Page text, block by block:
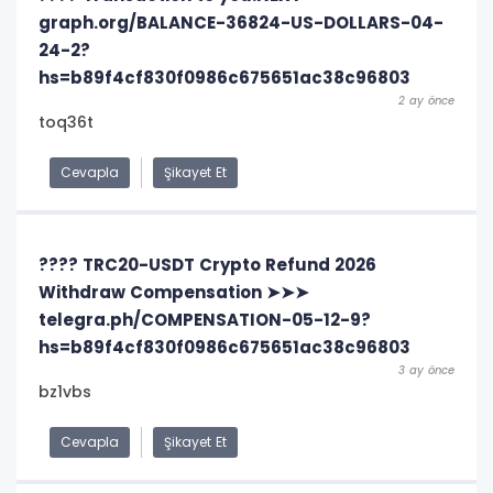
graph.org/BALANCE-36824-US-DOLLARS-04-
24-2?
hs=b89f4cf830f0986c675651ac38c96803
2 ay önce
toq36t
Cevapla Şikayet Et
???? TRC20-USDT Crypto Refund 2026
Withdraw Compensation ➤➤➤
telegra.ph/COMPENSATION-05-12-9?
hs=b89f4cf830f0986c675651ac38c96803
3 ay önce
bz1vbs
Cevapla Şikayet Et